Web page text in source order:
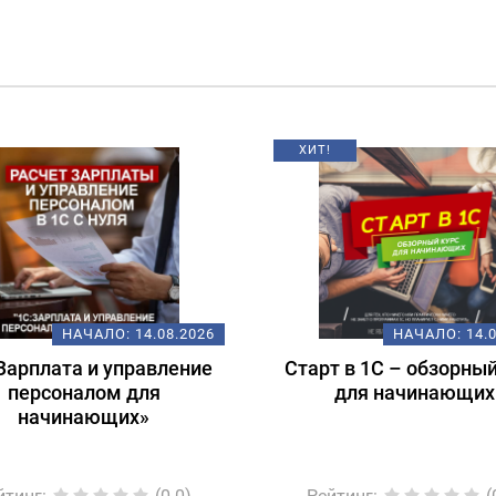
НАЧАЛО: 14.08.2026
в 1С – обзорный курс
для начинающих
НАЧАЛО:
Подготовка к
1С:Специалист-